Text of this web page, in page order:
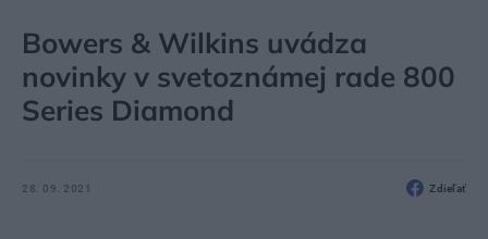
Bowers & Wilkins uvádza
novinky v svetoznámej rade 800
Series Diamond
28. 09. 2021 Zdieľať